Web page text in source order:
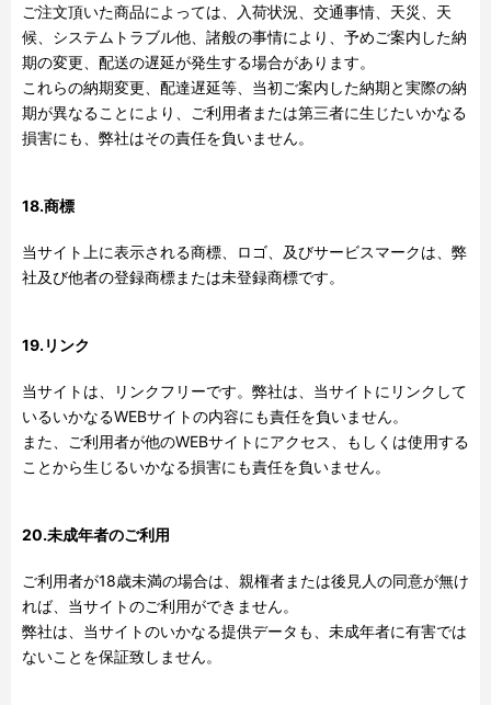
ご注文頂いた商品によっては、入荷状況、交通事情、天災、天
候、システムトラブル他、諸般の事情により、予めご案内した納
期の変更、配送の遅延が発生する場合があります。
これらの納期変更、配達遅延等、当初ご案内した納期と実際の納
期が異なることにより、ご利用者または第三者に生じたいかなる
損害にも、弊社はその責任を負いません。
18.商標
当サイト上に表示される商標、ロゴ、及びサービスマークは、弊
社及び他者の登録商標または未登録商標です。
19.リンク
当サイトは、リンクフリーです。弊社は、当サイトにリンクして
いるいかなるWEBサイトの内容にも責任を負いません。
また、ご利用者が他のWEBサイトにアクセス、もしくは使用する
ことから生じるいかなる損害にも責任を負いません。
20.未成年者のご利用
ご利用者が18歳未満の場合は、親権者または後見人の同意が無け
れば、当サイトのご利用ができません。
弊社は、当サイトのいかなる提供データも、未成年者に有害では
ないことを保証致しません。